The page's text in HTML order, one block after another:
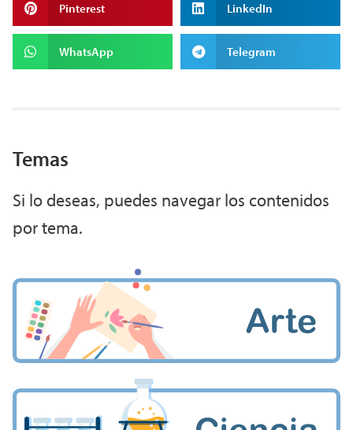
Pinterest LinkedIn
WhatsApp Telegram
Temas
Si lo deseas, puedes navegar los contenidos
por tema.